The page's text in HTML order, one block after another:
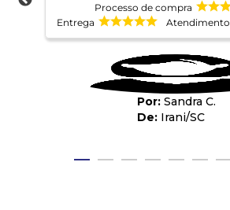
Processo de compra
Entrega
Atendimento
Sandra C.
Irani/SC